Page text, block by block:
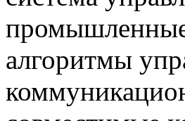
алгоритмы